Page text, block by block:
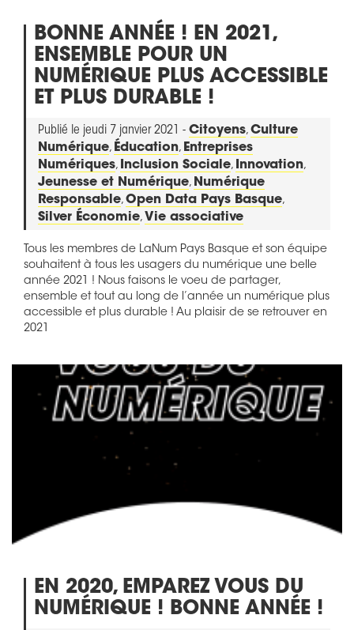
BONNE ANNÉE ! EN 2021,
ENSEMBLE POUR UN
NUMÉRIQUE PLUS ACCESSIBLE
ET PLUS DURABLE !
Publié le jeudi 7 janvier 2021 - Citoyens,Culture
Numérique, Éducation, Entreprises
Numériques, Inclusion Sociale, Innovation,
Jeunesse et Numérique, Numérique
Responsable,Open Data Pays Basque,
Silver Économie, Vie associative
Tous les membres de LaNum Pays Basque et son équipe
souhaitent à tous les usagers du numérique une belle
année 2021 ! Nous faisons le voeu de partager,
ensemble et tout au long de l’année un numérique plus
accessible et plus durable ! Au plaisir de se retrouver en
2021
EN 2020, EMPAREZ VOUS DU
NUMÉRIQUE ! BONNE ANNÉE !